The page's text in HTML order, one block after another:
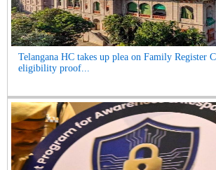
Telangana HC takes up plea on Family Register
eligibility proof...